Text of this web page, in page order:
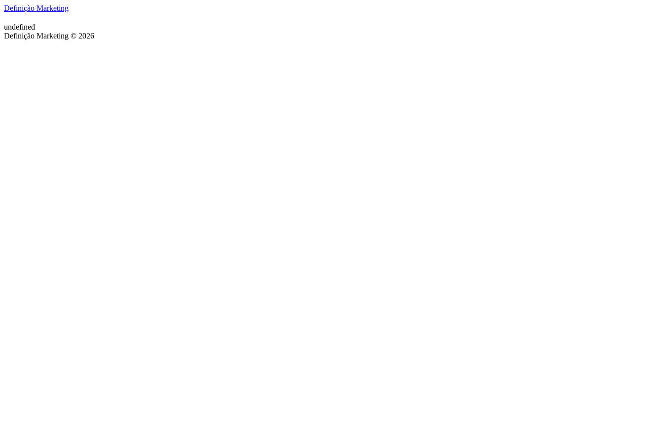
Definição Marketing
undefined
Definição Marketing © 2026